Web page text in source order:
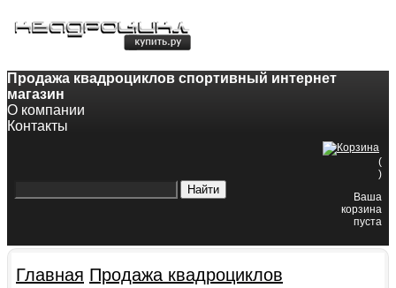
Продажа квадроциклов спортивный интернет
магазин
О компании
Контакты
(
)
Ваша
корзина
пуста
Главная Продажа квадроциклов